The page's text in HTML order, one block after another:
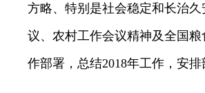
方略、特别是社会稳定和长治
议、农村工作会议精神及全国
作部署，总结2018年工作，安排